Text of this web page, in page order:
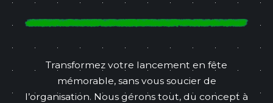
Transformez votre lancement en fête
mémorable, sans vous soucier de
l’organisation. Nous gérons tout, du concept à